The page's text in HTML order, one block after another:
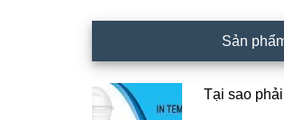
Sản
Tại sao